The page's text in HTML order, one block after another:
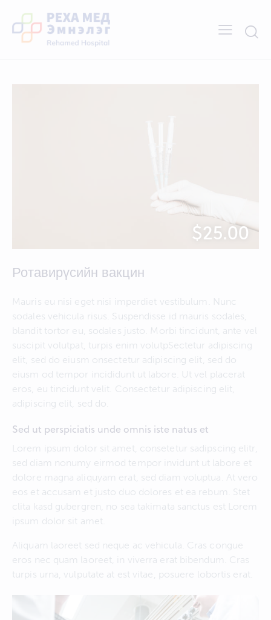
$25.00
Ротавирүсийн вакцин
Mauris eu nisi eget nisi imperdiet vestibulum. Nunc
sodales vehicula risus. Suspendisse id mauris sodales,
blandit tortor eu, sodales justo. Morbi tincidunt, ante vel
suscipit volutpat, turpis enim volutpSectetur adipiscing
elit, sed do eiusm onsectetur adipiscing elit, sed do
eiusm od tempor incididunt ut labore. Ut vel placerat
eros, eu tincidunt velit. Consectetur adipiscing elit,
adipiscing elit, sed do.
Sed ut perspiciatis unde omnis iste natus et
Lorem ipsum dolor sit amet, consetetur sadipscing elitr,
sed diam nonumy eirmod tempor invidunt ut labore et
dolore magna aliquyam erat, sed diam voluptua. At vero
eos et accusam et justo duo dolores et ea rebum. Stet
clita kasd gubergren, no sea takimata sanctus est Lorem
ipsum dolor sit amet.
Aliquam laoreet sed neque ac vehicula. Cras congue
eros nec quam laoreet, in viverra erat bibendum. Cras
turpis urna, vulputate at est vitae, posuere lobortis erat.